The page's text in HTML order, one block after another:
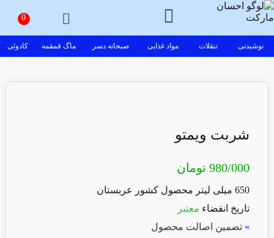
نوشیدنی تنقلات مواد غذایی صبحانه دسر ماگ قمقمه کادوئی
شربت ویمتو
980/000 تومان
650 میلی لیتر محصول کشور عربستان
تاریخ انقضاء معتبر
» تضمین اصالت محصول